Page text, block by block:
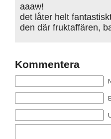
aaaw!
det låter helt
den där fruktaffären,
Kommentera